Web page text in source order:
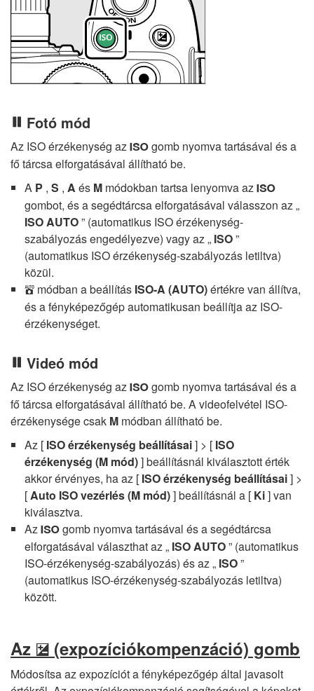
Fotó mód
Az ISO érzékenység az S gomb nyomva tartásával és a
fő tárcsa elforgatásával állítható be.
A P , S , A és M módokban tartsa lenyomva az S
gombot, és a segédtárcsa elforgatásával válasszon az „
ISO AUTO” (automatikus ISO érzékenység-
szabályozás engedélyezve) vagy az „ ISO”
(automatikus ISO érzékenység-szabályozás letiltva)
közül.
b módban a beállítás ISO-A (AUTO)értékre van állítva,
és a fényképezőgép automatikusan beállítja az ISO-
érzékenységet.
Videó mód
Az ISO érzékenység az S gomb nyomva tartásával és a
fő tárcsa elforgatásával állítható be. A videofelvétel ISO-
érzékenysége csak M módban állítható be.
Az [ ISO érzékenység beállításai] > [ ISO
érzékenység (M mód)] beállításnál kiválasztott érték
akkor érvényes, ha az [ ISO érzékenység beállításai] >
[Auto ISO vezérlés (M mód)] beállításnál a [ Ki] van
kiválasztva.
Az S gomb nyomva tartásával és a segédtárcsa
elforgatásával választhat az „ ISO AUTO” (automatikus
ISO-érzékenység-szabályozás) és az „ ISO”
(automatikus ISO-érzékenység-szabályozás letiltva)
között.
Az E (expozíciókompenzáció) gomb
Módosítsa az expozíciót a fényképezőgép által javasolt